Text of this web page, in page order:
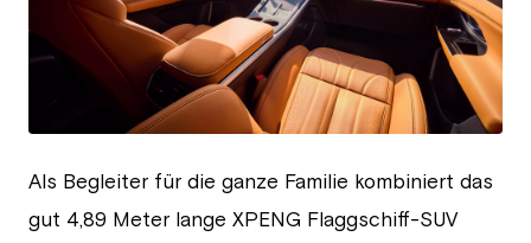
Als Begleiter für die ganze Familie kombiniert das
gut 4,89 Meter lange XPENG Flaggschiff-SUV